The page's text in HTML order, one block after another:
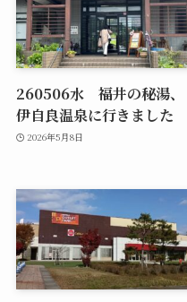
260506水 福井の秘湯、
伊自良温泉に行きました
2026年5月8日